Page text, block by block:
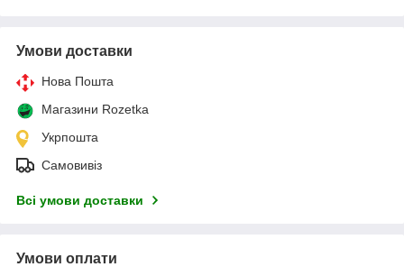
Умови доставки
Нова Пошта
Магазини Rozetka
Укрпошта
Самовивіз
Всі умови доставки
Умови оплати